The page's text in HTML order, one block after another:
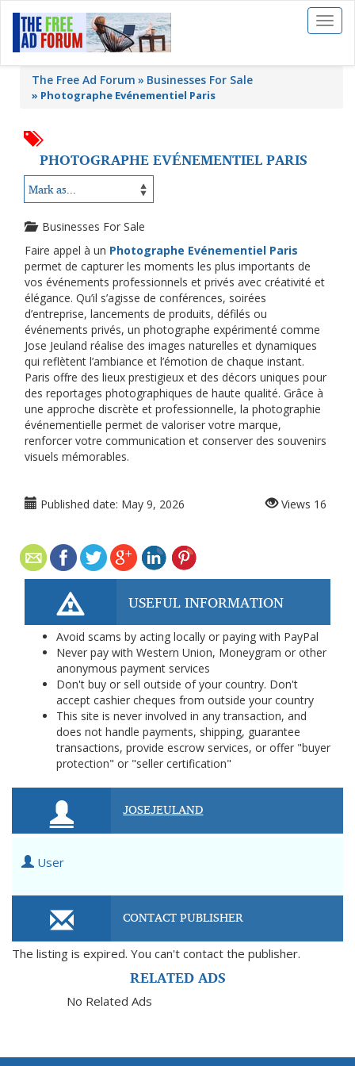
Toggle
The Free Ad Forum Businesses For Sale
» Photographe Evénementiel Paris
PHOTOGRAPHE EVÉNEMENTIEL PARIS
Businesses For Sale
Faire appel à un Photographe Evénementiel Paris
permet de capturer les moments les plus importants de
vos événements professionnels et privés avec créativité et
élégance. Qu’il s’agisse de conférences, soirées
d’entreprise, lancements de produits, défilés ou
événements privés, un photographe expérimenté comme
Jose Jeuland réalise des images naturelles et dynamiques
qui reflètent l’ambiance et l’émotion de chaque instant.
Paris offre des lieux prestigieux et des décors uniques pour
des reportages photographiques de haute qualité. Grâce à
une approche discrète et professionnelle, la photographie
événementielle permet de valoriser votre marque,
renforcer votre communication et conserver des souvenirs
visuels mémorables.
Published date: May 9, 2026 Views 16
USEFUL INFORMATION
Avoid scams by acting locally or paying with PayPal
Never pay with Western Union, Moneygram or other
anonymous payment services
Don't buy or sell outside of your country. Don't
accept cashier cheques from outside your country
This site is never involved in any transaction, and
does not handle payments, shipping, guarantee
transactions, provide escrow services, or offer "buyer
protection" or "seller certification"
JOSEJEULAND
User
CONTACT PUBLISHER
The listing is expired. You can't contact the publisher.
RELATED ADS
No Related Ads